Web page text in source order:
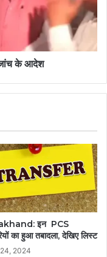
जांच के आदेश
इन PCS
का हुआ तबादला, देखिए लिस्ट
2024